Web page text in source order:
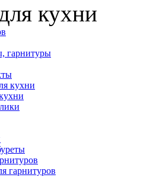
кухни
гарнитуры
кухни
гарнитуров